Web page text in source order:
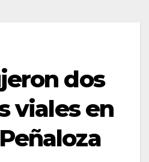
dos
viales en